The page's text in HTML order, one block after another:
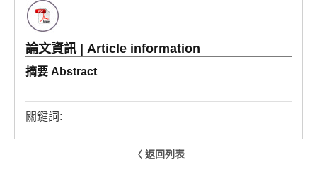
論文資訊 | Article information
摘要 Abstract
關鍵詞:
〈 返回列表